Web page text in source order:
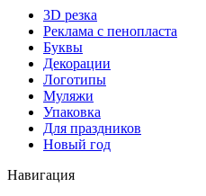
3D резка
Реклама с пенопласта
Буквы
Декорации
Логотипы
Муляжи
Упаковка
Для праздников
Новый год
Навигация